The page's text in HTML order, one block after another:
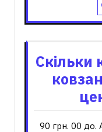
Скільки
90 грн. 00 до.